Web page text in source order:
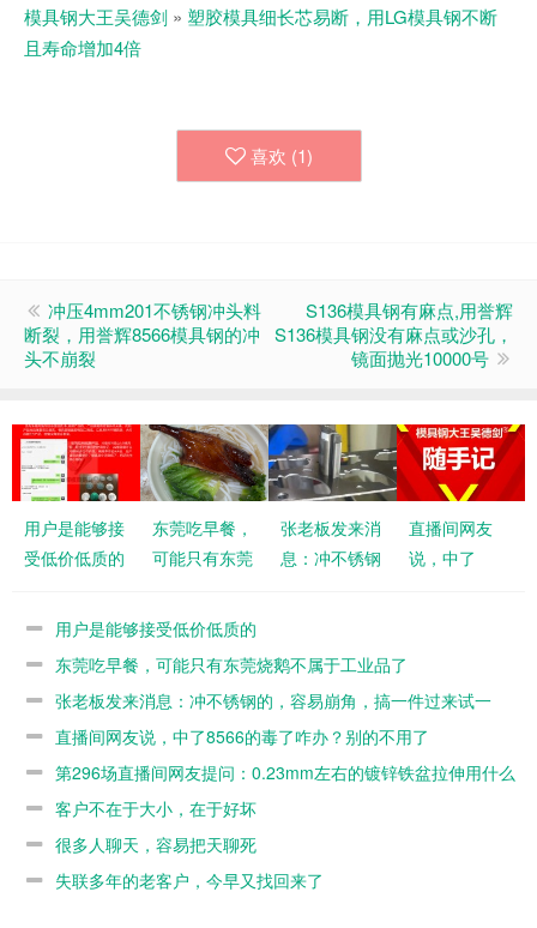
模具钢大王吴德剑 » 塑胶模具细长芯易断，用LG模具钢不断
且寿命增加4倍
喜欢 (1)
冲压4mm201不锈钢冲头料
断裂，用誉辉8566模具钢的冲
头不崩裂
S136模具钢有麻点,用誉辉
S136模具钢没有麻点或沙孔，
镜面抛光10000号
用户是能够接
受低价低质的
东莞吃早餐，
可能只有东莞
业品了
张老板发来消
息：冲不锈钢
直播间网友
说，中了
用户是能够接受低价低质的
东莞吃早餐，可能只有东莞烧鹅不属于工业品了
张老板发来消息：冲不锈钢的，容易崩角，搞一件过来试一
下 直播间网友说，中了8566的毒了咋办？别的不用了
第296场直播间网友提问：0.23mm左右的镀锌铁盆拉伸用什么
模具料？
客户不在于大小，在于好坏
很多人聊天，容易把天聊死
失联多年的老客户，今早又找回来了